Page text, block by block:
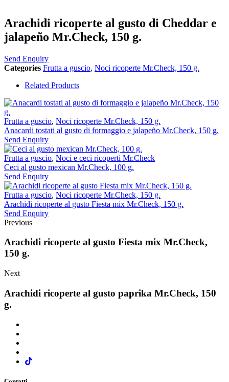
Arachidi ricoperte al gusto di Cheddar e
jalapeño Mr.Check, 150 g.
Send Enquiry
Categories Frutta a guscio, Noci ricoperte Mr.Check, 150 g.
Related Products
Frutta a guscio, Noci ricoperte Mr.Check, 150 g.
Anacardi tostati al gusto di formaggio e jalapeño Mr.Check, 150 g.
Send Enquiry
Frutta a guscio, Noci e ceci ricoperti Mr.Check
Ceci al gusto mexican Mr.Check, 100 g.
Send Enquiry
Frutta a guscio, Noci ricoperte Mr.Check, 150 g.
Arachidi ricoperte al gusto Fiesta mix Mr.Check, 150 g.
Send Enquiry
Previous
Arachidi ricoperte al gusto Fiesta mix Mr.Check,
150 g.
Next
Arachidi ricoperte al gusto paprika Mr.Check, 150
g.